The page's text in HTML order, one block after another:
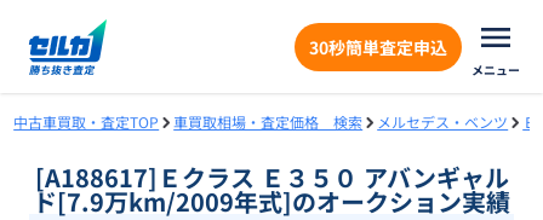
30秒簡単査定申込
メニュー
中古車買取・査定TOP 車買取相場・査定価格 検索 メルセデス・ベンツ Ｅ
[A188617]Ｅクラス Ｅ３５０ アバンギャル
ド[7.9万km/2009年式]のオークション実績